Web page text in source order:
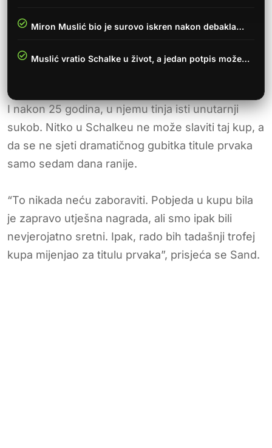
Miron Muslić bio je surovo iskren nakon debakla…
Muslić vratio Schalke u život, a jedan potpis može…
I nakon 25 godina, u njemu tinja isti unutarnji
sukob. Nitko u Schalkeu ne može slaviti taj kup, a
da se ne sjeti dramatičnog gubitka titule prvaka
samo sedam dana ranije.
“To nikada neću zaboraviti. Pobjeda u kupu bila
je zapravo utješna nagrada, ali smo ipak bili
nevjerojatno sretni. Ipak, rado bih tadašnji trofej
kupa mijenjao za titulu prvaka”, prisjeća se Sand.